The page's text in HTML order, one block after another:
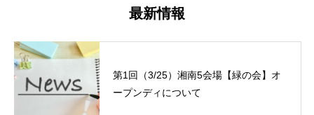
最新情報
第1回（3/25）湘南5会場【緑の会】オ
ープンディについて